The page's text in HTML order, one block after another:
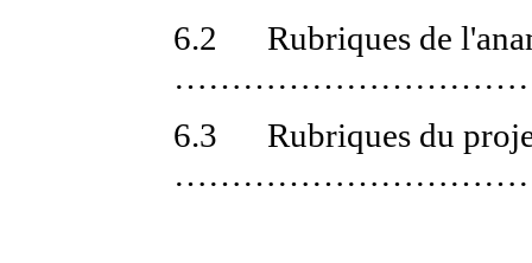
6.2
Rubriques de
6.3
Rubriques du